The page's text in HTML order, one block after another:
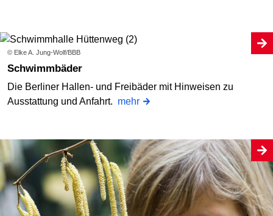
© Elke A. Jung-Wolf/BBB
Schwimmbäder
Die Berliner Hallen- und Freibäder mit Hinweisen zu
Ausstattung und Anfahrt. mehr